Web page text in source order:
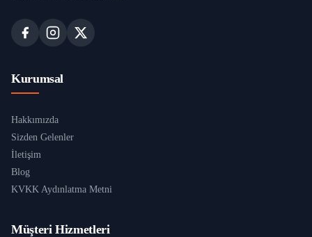
Kurumsal
Hakkımızda
Sizden Gelenler
İletişim
Blog
KVKK Aydınlatma Metni
Müşteri Hizmetleri